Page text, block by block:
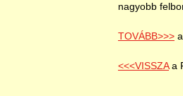
nagyobb
TOVÁBB>>>
<<<VISSZAa